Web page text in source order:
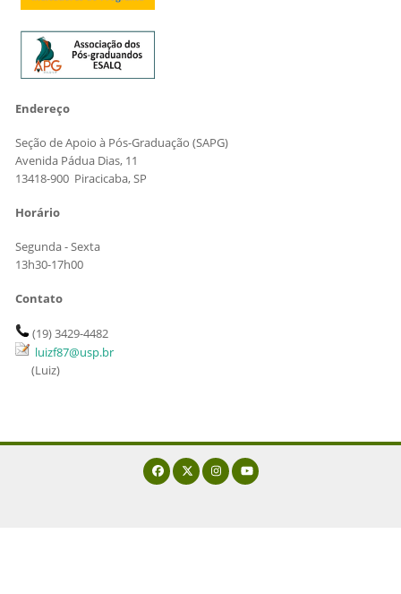
Endereço
Seção de Apoio à Pós-Graduação (SAPG)
Avenida Pádua Dias, 11
13418-900 Piracicaba, SP
Horário
Segunda - Sexta
13h30-17h00
Contato
(19) 3429-4482
luizf87@usp.br
(Luiz)